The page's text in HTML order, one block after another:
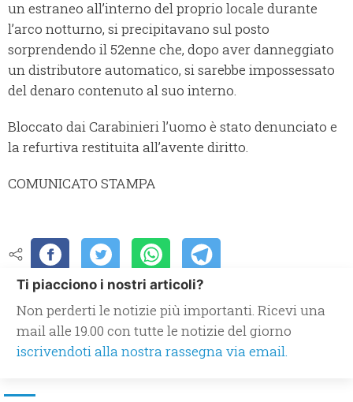
un estraneo all’interno del proprio locale durante
l’arco notturno, si precipitavano sul posto
sorprendendo il 52enne che, dopo aver danneggiato
un distributore automatico, si sarebbe impossessato
del denaro contenuto al suo interno.
Bloccato dai Carabinieri l’uomo è stato denunciato e
la refurtiva restituita all’avente diritto.
COMUNICATO STAMPA
Ti piacciono i nostri articoli?
Non perderti le notizie più importanti. Ricevi una
mail alle 19.00 con tutte le notizie del giorno
iscrivendoti alla nostra rassegna via email.